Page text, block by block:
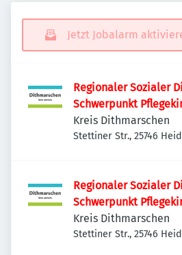
Jetzt Jobalarm
Regionaler Sozialer
Schwerpunkt
Kreis Dithmarschen
Stettiner Str., 25746
Regionaler Sozialer
Schwerpunkt
Kreis Dithmarschen
Stettiner Str., 25746